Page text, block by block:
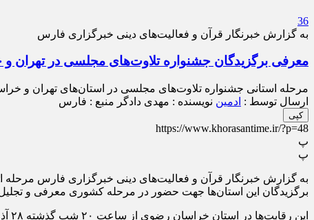
36
به گزارش خبرنگار قرآن و فعالیت‌های دینی خبرگزاری فارس
معرفی برگزیدگان جشنواره تلاوت‌های مجلسی در تهران
مرحله استانی جشنواره تلاوت‌های مجلسی در استان‌های تهران و
ارسال توسط : ادمین نویسنده : مهدی دادگر منبع : فارس
کپی
https://www.khorasantime.ir/?p=48
پ
پ
به گزارش خبرنگار قرآن و فعالیت‌های دینی خبرگزاری فارس
برگزیدگان این استان‌ها جهت حضور در مرحله کشوری معرفی و